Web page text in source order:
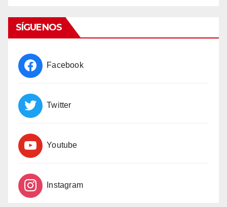
SÍGUENOS
Facebook
Twitter
Youtube
Instagram